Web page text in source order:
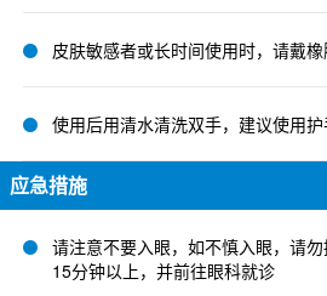
皮肤敏感者或长时间使用时，请戴
使用后用清水清洗双手，建议使用护
应急措施
请注意不要入眼，如不慎入眼，请
15分钟以上，并前往眼科就诊